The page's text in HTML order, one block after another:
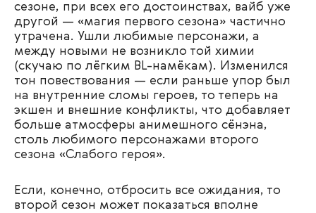
сезоне, при всех его достоинствах, вайб уже
другой — «магия первого сезона» частично
утрачена​. Ушли любимые персонажи, а
между новыми не возникло той химии
(скучаю по лёгким BL-намёкам). Изменился
тон повествования — если раньше упор был
на внутренние сломы героев, то теперь на
экшен и внешние конфликты, что добавляет
больше атмосферы анимешного сёнэна,
столь любимого персонажами второго
сезона «Слабого героя».
Если, конечно, отбросить все ожидания, то
второй сезон может показаться вполне